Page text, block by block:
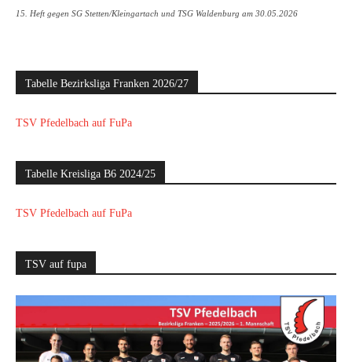
15. Heft gegen SG Stetten/Kleingartach und TSG Waldenburg am 30.05.2026
Tabelle Bezirksliga Franken 2026/27
TSV Pfedelbach auf FuPa
Tabelle Kreisliga B6 2024/25
TSV Pfedelbach auf FuPa
TSV auf fupa